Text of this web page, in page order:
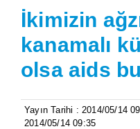
İkimizin
kanamalı
olsa aids
Yayın Tarihi : 2014/05/14
2014/05/14 09:35